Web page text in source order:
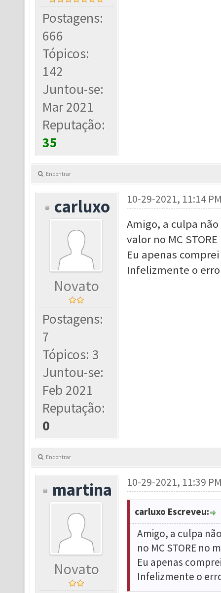
Postagens:
666
Tópicos:
142
Juntou-se:
Mar 2021
Reputação:
35
Encontrar
carluxo
Novato
Postagens:
7
Tópicos: 3
Juntou-se:
Feb 2021
Reputação:
0
10-29-2021, 11:14
Amigo, a culpa
valor no MC
Eu apenas
Infelizmente o erro
Encontrar
martina
Novato
10-29-2021, 11:39
carluxo Escreveu:
Amigo, a culpa
no MC STORE no
Eu apenas
Infelizmente o